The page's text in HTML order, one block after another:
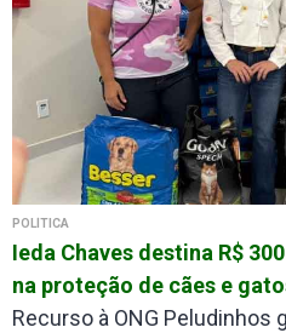
POLÍTICA
Ieda Chaves destina R$
na proteção de cães e
Recurso à ONG Peludinhos